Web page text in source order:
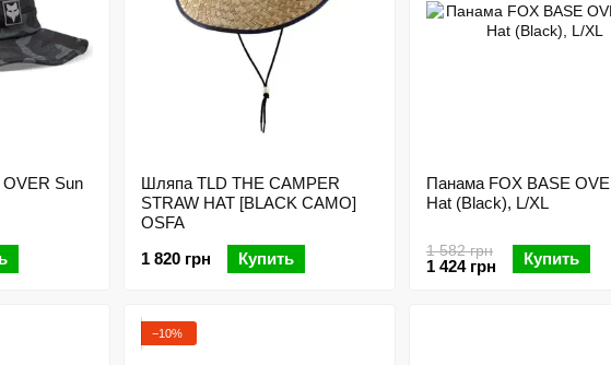
Sun
Шляпа TLD THE CAMPER
STRAW HAT [BLACK CAMO]
OSFA
1 820 грн
Купить
Панама FOX BASE
Hat (Black), L/XL
1 582 грн
1 424 грн Купить
−10%